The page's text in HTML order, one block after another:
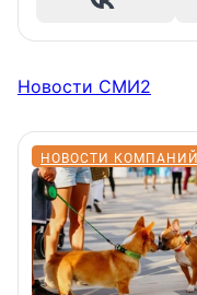
Новости СМИ2
НОВОСТИ КОМПАНИЙ